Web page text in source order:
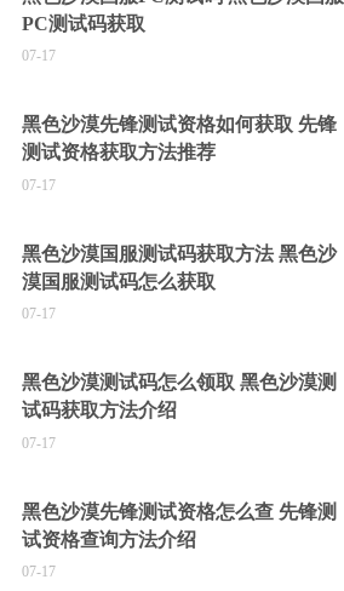
PC测试码获取
07-17
黑色沙漠先锋测试资格如何获取 先锋
测试资格获取方法推荐
07-17
黑色沙漠国服测试码获取方法 黑色沙
漠国服测试码怎么获取
07-17
黑色沙漠测试码怎么领取 黑色沙漠测
试码获取方法介绍
07-17
黑色沙漠先锋测试资格怎么查 先锋测
试资格查询方法介绍
07-17